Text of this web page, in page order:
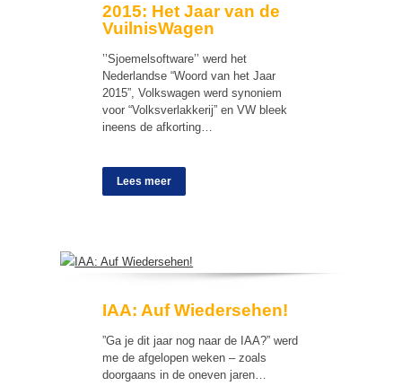
2015: Het Jaar van de
VuilnisWagen
’’Sjoemelsoftware’’ werd het
Nederlandse “Woord van het Jaar
2015”, Volkswagen werd synoniem
voor “Volksverlakkerij” en VW bleek
ineens de afkorting…
Lees meer
IAA: Auf Wiedersehen!
”Ga je dit jaar nog naar de IAA?” werd
me de afgelopen weken – zoals
doorgaans in de oneven jaren…